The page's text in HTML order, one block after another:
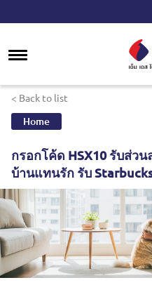
< Back to list
Home
กรอกโค้ด HSX10 รับส่ว
บ้านแทนรัก รับ